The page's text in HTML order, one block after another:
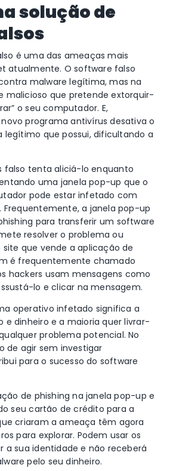
solução de
é uma das ameaças mais
atualmente. O software falso
malware legítima, mas na
malicioso que pretende extorquir-
o seu computador. E,
programa antivírus desativa o
legítimo que possui, dificultando a
falso tenta aliciá-lo enquanto
uma janela pop-up que o
pode estar infetado com
Frequentemente, a janela pop-up
para transferir um software
resolver o problema ou
que vende a aplicação de
é frequentemente chamado
hackers usam mensagens como
lo e clicar na mensagem.
operativo infetado significa a
e dinheiro e a maioria quer livrar-
problema potencial. No
de agir sem investigar
para o sucesso do software
de phishing na janela pop-up e
seu cartão de crédito para a
criaram a ameaça têm agora
para explorar. Podem usar os
a sua identidade e não receberá
pelo seu dinheiro.